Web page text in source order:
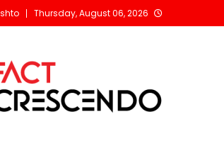
to
Thursday, August 06, 2026